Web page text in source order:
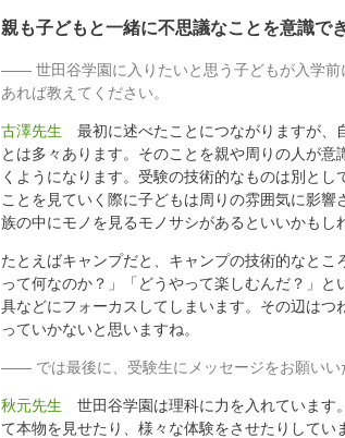
親も子どもと一緒に不思議なことを意識で
世田谷学園に入りたいと思う子どもが入学
あれば教えてください。
古澤先生 最初に述べたことにつながりますが、
とは多々あります。そのことを親や周りの人が
くようになります。受験の技術的なものは別とし
ことを見ていく際に子どもは周りの雰囲気に影
族の中にモノを見るモノサシがあるといいかもし
たとえばキャンプだと、キャンプの技術的なと
って何なのか？」「どうやって楽しむんだ？」
具などにフォーカスしてしまいます。その辺はつ
っていかないと思いますね。
では最後に、受験生にメッセージをお願いい
秋元先生 世田谷学園は理科に力を入れています
て本物を見せたり、様々な体験をさせたりしてい